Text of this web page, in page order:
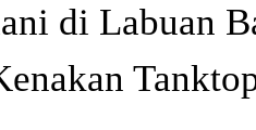
di Labuan